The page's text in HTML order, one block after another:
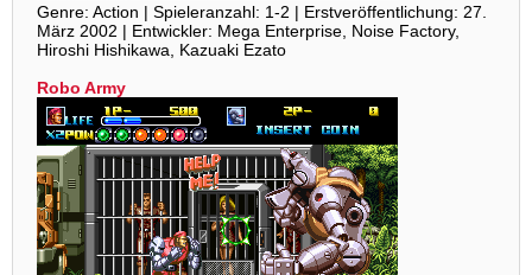
Genre: Action | Spieleranzahl: 1-2 | Erstveröffentlichung: 27.
März 2002 | Entwickler: Mega Enterprise, Noise Factory,
Hiroshi Hishikawa, Kazuaki Ezato
Robo Army